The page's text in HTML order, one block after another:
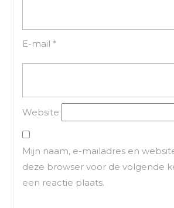
E-mail *
Website
Mijn naam, e-mailadres en
deze browser voor de volgende
een reactie plaats.